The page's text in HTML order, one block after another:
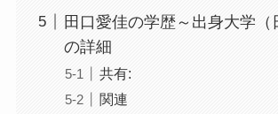
田口愛佳の学歴～出身大学（
の詳細
共有:
関連